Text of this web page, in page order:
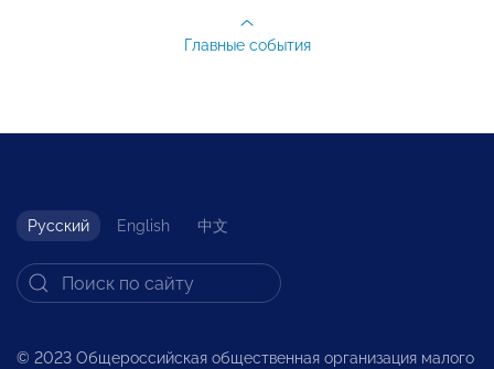
Главные события
Русский English 中文
© 2023 Общероссийская общественная организация малого